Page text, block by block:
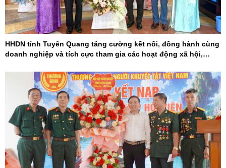
HHDN tỉnh Tuyên Quang tăng cường kết nối, đồng hành cùng
doanh nghiệp và tích cực tham gia các hoạt động xã hội,